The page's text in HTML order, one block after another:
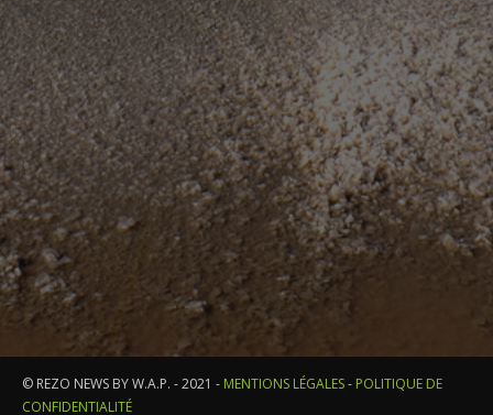
© REZO NEWS BY W.A.P. - 2021 - MENTIONS LÉGALES- POLITIQUE DE
CONFIDENTIALITÉ